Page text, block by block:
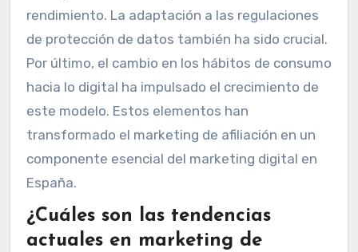
rendimiento. La adaptación a las regulaciones
de protección de datos también ha sido crucial.
Por último, el cambio en los hábitos de consumo
hacia lo digital ha impulsado el crecimiento de
este modelo. Estos elementos han
transformado el marketing de afiliación en un
componente esencial del marketing digital en
España.
¿Cuáles son las tendencias
actuales en marketing de